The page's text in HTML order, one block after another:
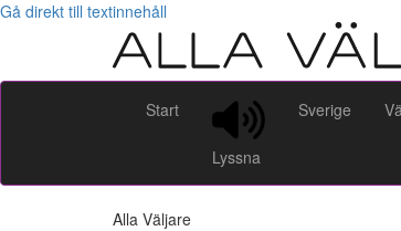
Gå direkt till textinnehåll
Start
Lyssna
Sverige
Alla Väljare